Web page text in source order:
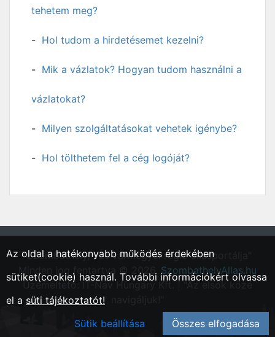
tehetem meg?
Hol tudom a hirdetésemet kezelni?
Mik a vázlatok? Hogyan tudom használni a
vázlatokat?
Milyen szolgáltatásokat vehetek igénybe?
Hol tölthetem fel a cég logóját?
"Szombathely, Vas vármegyei régió állásportálja"
Minden jog fentartva © 2026. SzombathelyAllas.hu
Üzemeltető: IT-Nav Hungary Kft. | "Az elsők közé
Az oldal a hatékonyabb működés érdekében
sütiket(cookie) használ. További információkért olvassa
el a süti tájékoztatót!
Sütik beállítása
Összes elfogadása